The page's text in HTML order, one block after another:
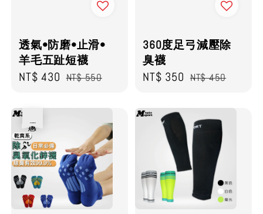
透氣•防磨•止滑•
羊毛五趾短襪
Sale
NT$ 430 Regular
NT$ 550
360度足弓減壓除
臭襪
Sale
NT$ 350 Regular
NT$ 450